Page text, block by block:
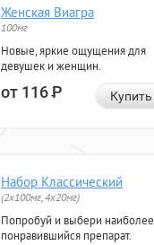
Женская Виагра
100мг
Новые, яркие ощущения для
девушек и женщин.
от 116Р Купить
Набор Классический
(2x100мг, 4x20мг)
Попробуй и выбери наиболее
понравившийся препарат.